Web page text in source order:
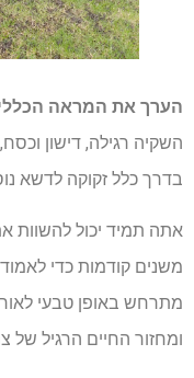
הערך את המראה
השקיה רגילה, דישון
בדרך כלל זקוקה לדשא
אתה תמיד יכול להשוות
משנים קודמות כדי
מתרחש באופן טבעי
ומחזור החיים הרגיל של